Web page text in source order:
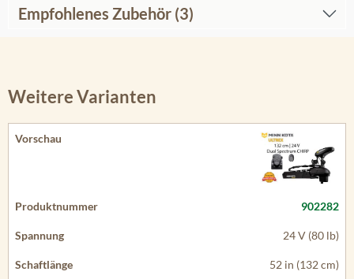
Empfohlenes Zubehör (3)
Weitere Varianten
902282
24 V (80 lb)
52 in (132 cm)